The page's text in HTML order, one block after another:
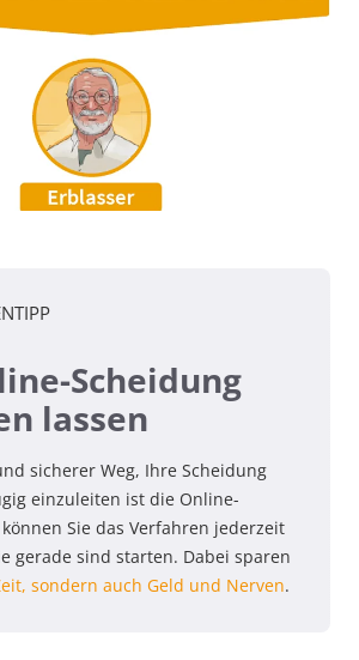
Scheidung
lassen
sicherer Weg, Ihre Scheidung
einzuleiten ist die Online-
Sie das Verfahren jederzeit
gerade sind starten. Dabei sparen
sondern auch Geld und Nerven.